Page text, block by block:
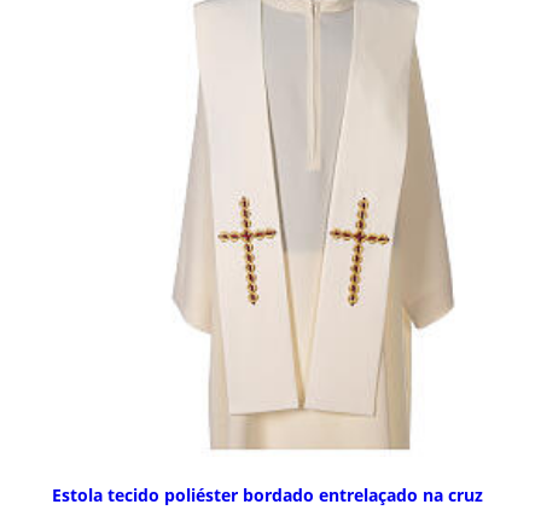
Estola tecido poliéster bordado entrelaçado na cruz